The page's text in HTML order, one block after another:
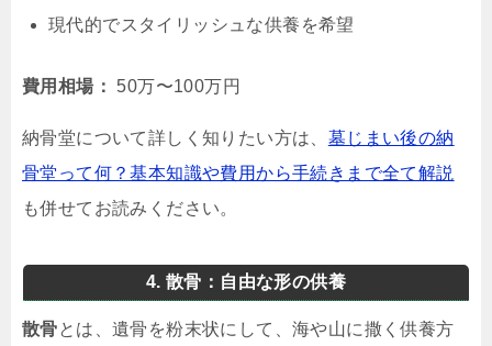
現代的でスタイリッシュな供養を希望
費用相場： 50万〜100万円
納骨堂について詳しく知りたい方は、 墓じまい後の納
骨堂って何？基本知識や費用から手続きまで全て解説
も併せてお読みください。
4. 散骨：自由な形の供養
散骨とは、遺骨を粉末状にして、海や山に撒く供養方